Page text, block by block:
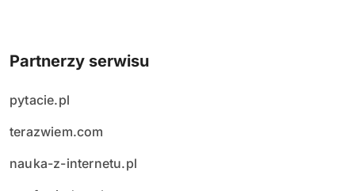
Partnerzy serwisu
pytacie.pl
terazwiem.com
nauka-z-internetu.pl